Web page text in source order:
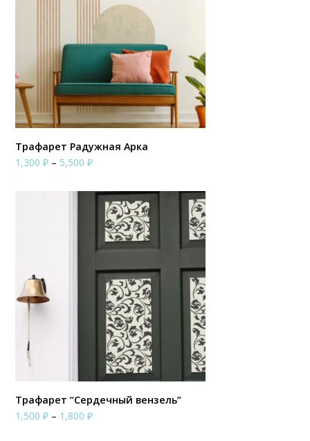
Трафарет Радужная Арка
1,300₽ – 5,500₽Диапазон
1,300 ₽
5,500 ₽
Трафарет “Сердечный вензель”
1,500₽ – 1,800₽Диапазон